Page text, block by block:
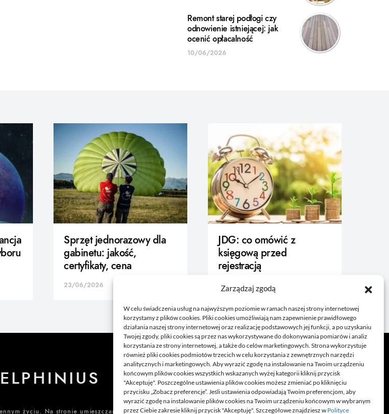
Zarządzaj zgodą
W celu świadczenia usług na najwyższym poziomie w ramach naszej strony internetowej
korzystamy z plików cookies. Pliki cookies umożliwiają nam zapewnienie prawidłowego
działania naszej strony internetowej oraz realizację podstawowych jej funkcji, a po uzyskaniu
Twojej zgody, pliki cookies są przez nas wykorzystywane do dokonywania pomiarów i analiz
korzystania ze strony internetowej, a także do celów marketingowych. Strona wykorzystuje
również pliki cookies podmiotów trzecich w celu korzystania z zewnętrznych narzędzi
analitycznych i marketingowych. Aby wyrazić zgodę na instalowanie na Twoim urządzeniu
końcowym plików cookies wszystkich wskazanych wyżej kategorii kliknij przycisk
"Akceptuję". Poszczególne ustawienia plików cookies możesz zmieniać po kliknięciu
przycisku „Zobacz preferencje”. Jeśli ustawienia odpowiadają Twoim preferencjom, aby
wyrazić zgodę na instalowanie plików cookies na Twoim urządzeniu końcowym w wybranym
przez Ciebie zakresie kliknij przycisk "Akceptuję". Szczegółowe znajdziesz w Polityce
Remont starej podłogi czy
odnowienie istniejącej: jak
ocenić opłacalność
10/06/2026
Sprzęt jednorazowy dla
gabinetu: jakość,
certyfikaty, cena
23/06/2026
JDG: co omówić z
księgową przed
rejestracją
21/06/2026
życiu. Na stronie umieszczamy także ciekawe poradniki czy felietony. Jeżeli lubisz pisać na ciekawe